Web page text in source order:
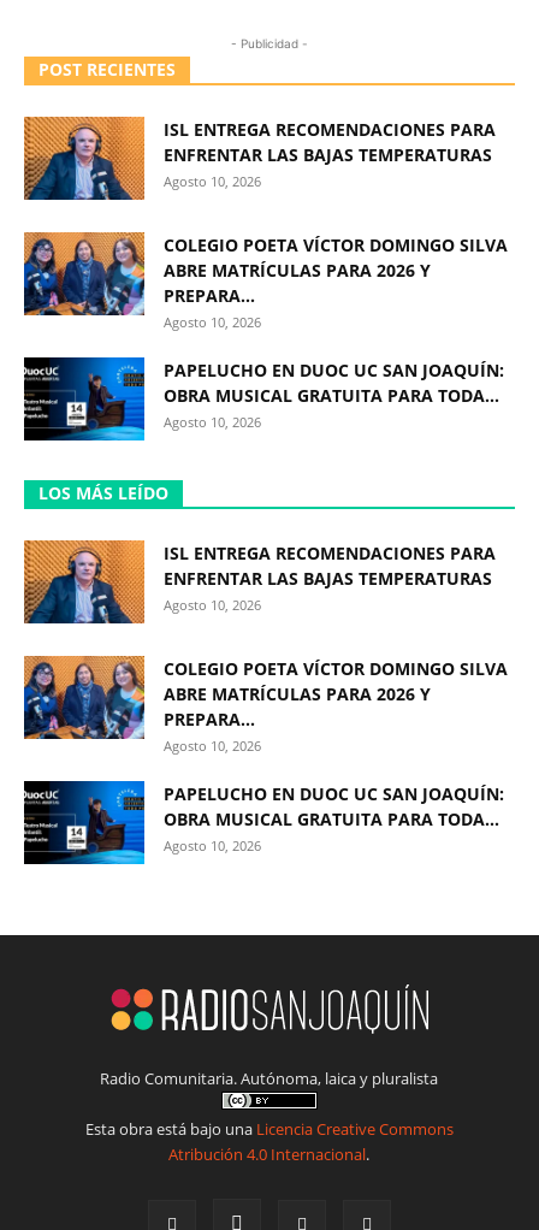
- Publicidad -
POST RECIENTES
ISL ENTREGA RECOMENDACIONES PARA
ENFRENTAR LAS BAJAS TEMPERATURAS
Agosto 10, 2026
COLEGIO POETA VÍCTOR DOMINGO SILVA
ABRE MATRÍCULAS PARA 2026 Y
PREPARA...
Agosto 10, 2026
PAPELUCHO EN DUOC UC SAN JOAQUÍN:
OBRA MUSICAL GRATUITA PARA TODA...
Agosto 10, 2026
LOS MÁS LEÍDO
ISL ENTREGA RECOMENDACIONES PARA
ENFRENTAR LAS BAJAS TEMPERATURAS
Agosto 10, 2026
COLEGIO POETA VÍCTOR DOMINGO SILVA
ABRE MATRÍCULAS PARA 2026 Y
PREPARA...
Agosto 10, 2026
PAPELUCHO EN DUOC UC SAN JOAQUÍN:
OBRA MUSICAL GRATUITA PARA TODA...
Agosto 10, 2026
Radio Comunitaria. Autónoma, laica y pluralista
Esta obra está bajo una Licencia Creative Commons
Atribución 4.0 Internacional.